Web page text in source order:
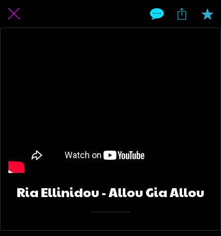
Ria Ellinidou - Allou Gia Allou